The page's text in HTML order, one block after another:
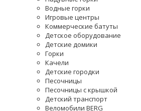
Водные горки
Игровые центры
Коммерческие батуты
Детское оборудование
Детские домики
Горки
Качели
Детские городки
Песочницы
Песочницы с крышкой
Детский транспорт
Веломобили BERG